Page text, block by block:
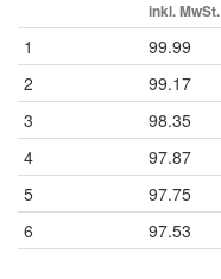
inkl. MwSt.
1 99.99
2 99.17
3 98.35
4 97.87
5 97.75
6 97.53